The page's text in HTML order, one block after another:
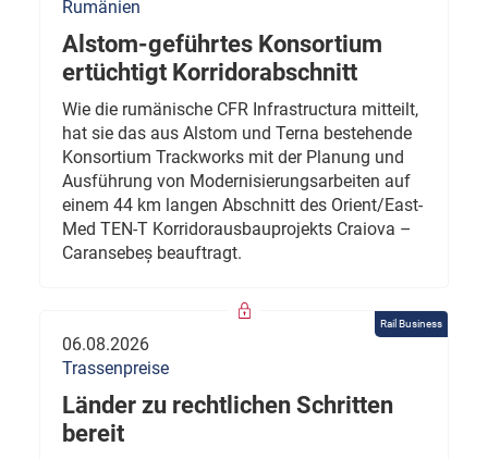
Rumänien
Alstom-geführtes Konsortium
ertüchtigt Korridorabschnitt
Wie die rumänische CFR Infrastructura mitteilt,
hat sie das aus Alstom und Terna bestehende
Konsortium Trackworks mit der Planung und
Ausführung von Modernisierungsarbeiten auf
einem 44 km langen Abschnitt des Orient/East-
Med TEN-T Korridorausbauprojekts Craiova –
Caransebeș beauftragt.
Rail Business
06.08.2026
Trassenpreise
Länder zu rechtlichen Schritten
bereit